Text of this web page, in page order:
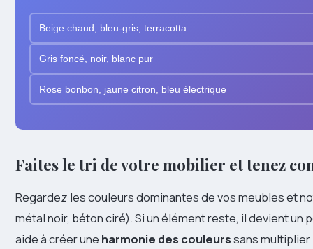
Beige chaud, bleu-gris, terracotta
Gris foncé, noir, blanc pur
Rose bonbon, jaune citron, bleu électrique
Faites le tri de votre mobilier et tenez
Regardez les couleurs dominantes de vos meubles et
métal noir, béton ciré). Si un élément reste, il devient
aide à créer une harmonie des couleurssans